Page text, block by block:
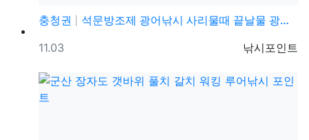
충청권
석문방조제 광어낚시 사리물때 끝날물 광어포인트 추천
등록자
낚시포인트
등록일
11.03